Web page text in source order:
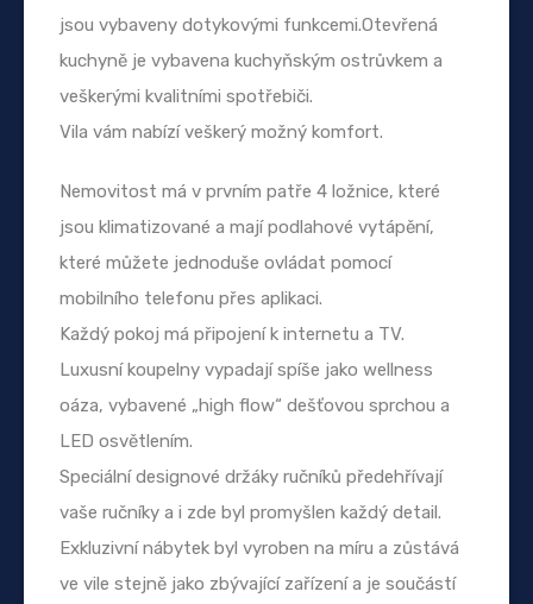
jsou vybaveny dotykovými funkcemi.Otevřená
kuchyně je vybavena kuchyňským ostrůvkem a
veškerými kvalitními spotřebiči.
Vila vám nabízí veškerý možný komfort.
Nemovitost má v prvním patře 4 ložnice, které
jsou klimatizované a mají podlahové vytápění,
které můžete jednoduše ovládat pomocí
mobilního telefonu přes aplikaci.
Každý pokoj má připojení k internetu a TV.
Luxusní koupelny vypadají spíše jako wellness
oáza, vybavené „high flow“ dešťovou sprchou a
LED osvětlením.
Speciální designové držáky ručníků předehřívají
vaše ručníky a i zde byl promyšlen každý detail.
Exkluzivní nábytek byl vyroben na míru a zůstává
ve vile stejně jako zbývající zařízení a je součástí